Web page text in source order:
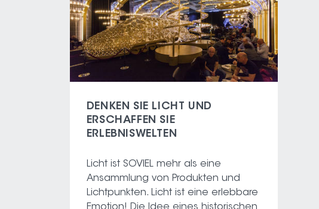
DENKEN SIE LICHT UND
ERSCHAFFEN SIE
ERLEBNISWELTEN
Licht ist SOVIEL mehr als eine
Ansammlung von Produkten und
Lichtpunkten. Licht ist eine erlebbare